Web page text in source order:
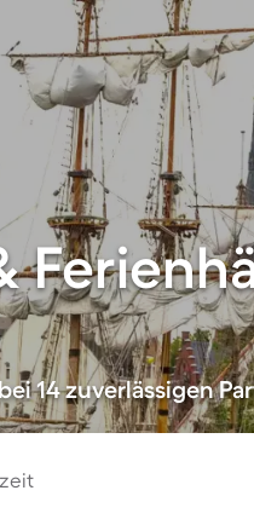
14 zuverlässigen